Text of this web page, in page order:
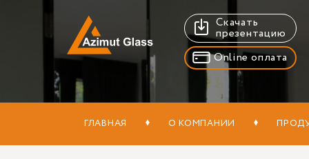
Скачать
презентацию
Online оплата
ГЛАВНАЯ О КОМПАНИИ